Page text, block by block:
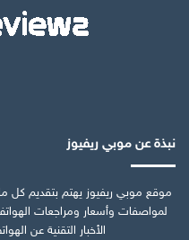
نبذة عن موبي ريفيوز
موقع موبي ريفيوز يهتم بتقديم
لمواصفات وأسعار ومراجعات
الأخبار التقنية عن